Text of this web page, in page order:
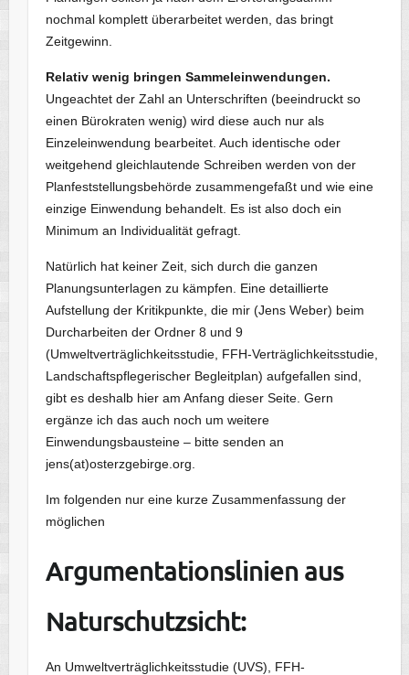
nochmal komplett überarbeitet werden, das bringt
Zeitgewinn.
Relativ wenig bringen Sammeleinwendungen.
Ungeachtet der Zahl an Unterschriften (beeindruckt so
einen Bürokraten wenig) wird diese auch nur als
Einzeleinwendung bearbeitet. Auch identische oder
weitgehend gleichlautende Schreiben werden von der
Planfeststellungsbehörde zusammengefaßt und wie eine
einzige Einwendung behandelt. Es ist also doch ein
Minimum an Individualität gefragt.
Natürlich hat keiner Zeit, sich durch die ganzen
Planungsunterlagen zu kämpfen. Eine detaillierte
Aufstellung der Kritikpunkte, die mir (Jens Weber) beim
Durcharbeiten der Ordner 8 und 9
(Umweltverträglichkeitsstudie, FFH-Verträglichkeitsstudie,
Landschaftspflegerischer Begleitplan) aufgefallen sind,
gibt es deshalb hier am Anfang dieser Seite. Gern
ergänze ich das auch noch um weitere
Einwendungsbausteine – bitte senden an
jens(at)osterzgebirge.org.
Im folgenden nur eine kurze Zusammenfassung der
möglichen
Argumentationslinien aus
Naturschutzsicht:
An Umweltverträglichkeitsstudie (UVS), FFH-